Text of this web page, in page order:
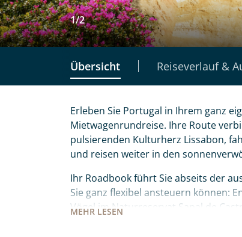
1/2
Übersicht Reiseverlauf &
MEHR LESEN
Erleben Sie Portugal in Ihrem ganz
Mietwagenrundreise. Ihre Route
pulsierenden Kulturherz Lissabon,
und reisen weiter in den
Ihr Roadbook führt Sie abseits der
Sie ganz flexibel ansteuern können:
Vögel im Naturreservat Sapal de